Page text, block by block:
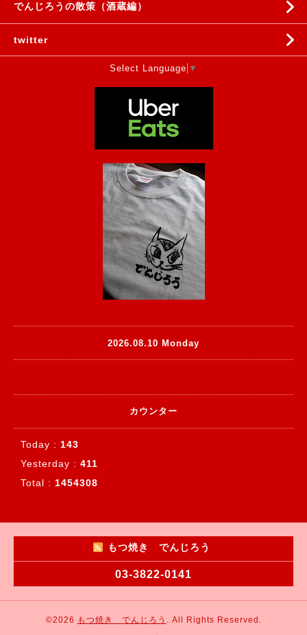
でんじろうの散策（酒蔵編）
twitter
Select Language ▼
2026.08.10 Monday
カウンター
Today : 143
Yesterday : 411
Total : 1454308
もつ焼き でんじろう
03-3822-0141
©2026 もつ焼き でんじろう . All Rights Reserved.